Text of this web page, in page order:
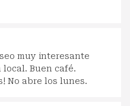
muy interesante
Buen café.
No abre los lunes.